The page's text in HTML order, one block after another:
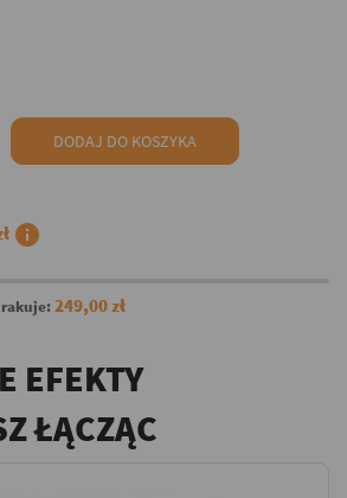
DODAJ DO KOSZYKA
info
249,00 zł
EFEKTY
ŁĄCZĄC